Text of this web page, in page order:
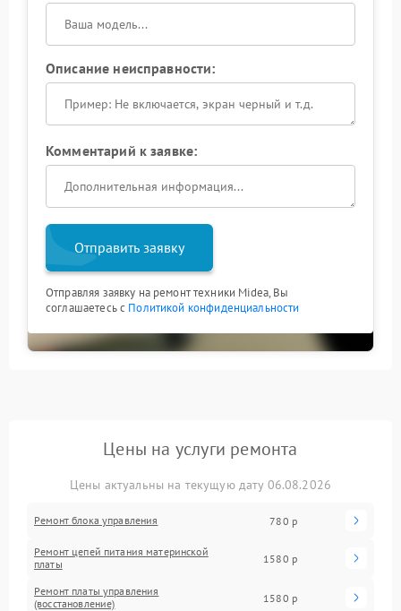
Описание неисправности:
Комментарий к заявке:
Отправить заявку
Отправляя заявку на ремонт техники Midea, Вы
соглашаетесь с Политикой конфиденциальности
Цены на услуги ремонта
Цены актуальны на текущую дату 06.08.2026
Ремонт блока управления 780 р
Ремонт цепей питания материнской
платы
1580 р
Ремонт платы управления
(восстановление)
1580 р